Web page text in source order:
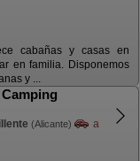
cabañas y casas en
en familia. Disponemos
y ...
(Alicante)
a